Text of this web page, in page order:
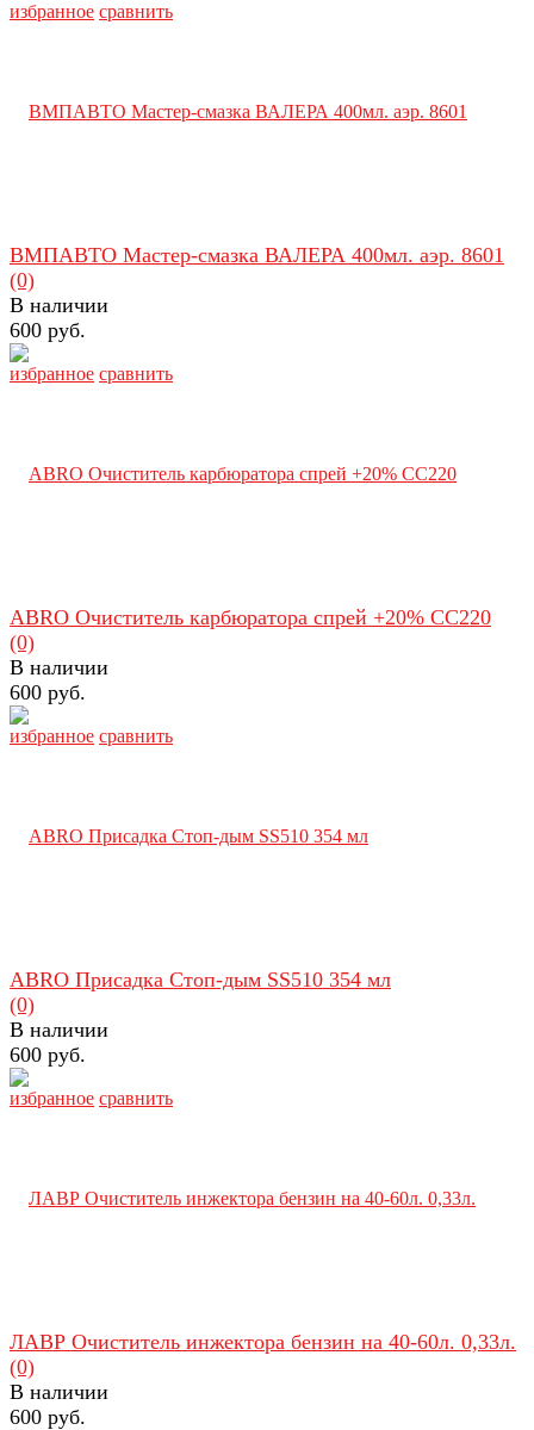
избранное сравнить
избранное сравнить
ВМПАВТО Мастер-смазка ВАЛЕРА 400мл. аэр. 8601
(0)
В наличии
600 руб.
избранное сравнить
ABRO Очиститель карбюратора спрей +20% CC220
(0)
В наличии
600 руб.
избранное сравнить
ABRO Присадка Стоп-дым SS510 354 мл
(0)
В наличии
600 руб.
ЛАВР Очиститель инжектора бензин на 40-60л. 0,33л.
(0)
В наличии
600 руб.